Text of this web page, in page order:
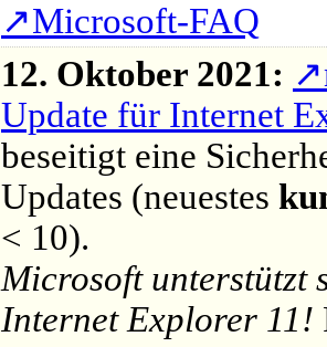
↗Microsoft-FAQ
12. Oktober 2021: ↗
Update für Internet
beseitigt eine
Updates (neuestes
< 10).
Microsoft unterstützt
Internet Explorer 11!